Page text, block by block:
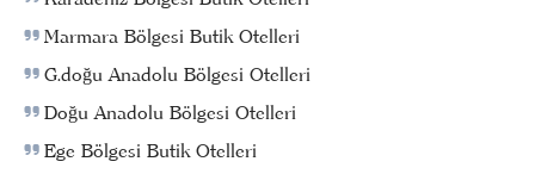
Marmara Bölgesi Butik Otelleri
G.doğu Anadolu Bölgesi Otelleri
Doğu Anadolu Bölgesi Otelleri
Ege Bölgesi Butik Otelleri